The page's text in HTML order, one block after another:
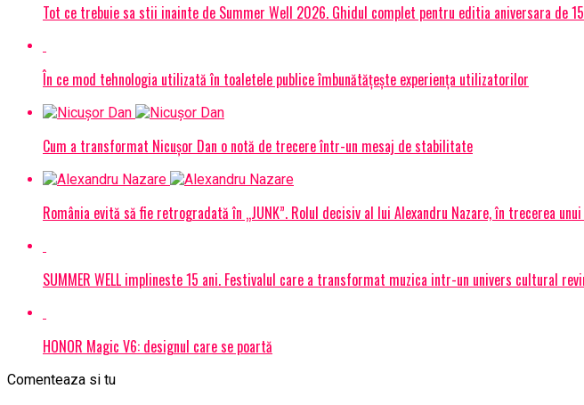
Tot ce trebuie sa stii inainte de Summer Well 2026. Ghidul complet pentru editia aniversara de
În ce mod tehnologia utilizată în toaletele publice îmbunătățește experiența utilizatorilor
Cum a transformat Nicușor Dan o notă de trecere într-un mesaj de stabilitate
România evită să fie retrogradată în „JUNK”. Rolul decisiv al lui Alexandru Nazare, în trecerea
SUMMER WELL implineste 15 ani. Festivalul care a transformat muzica intr-un univers cultural
HONOR Magic V6: designul care se poartă
Comenteaza si tu